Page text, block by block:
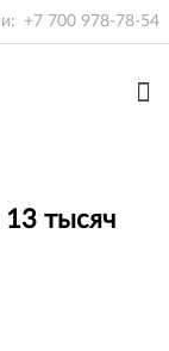
+7 700 978-78-54
13 тысяч